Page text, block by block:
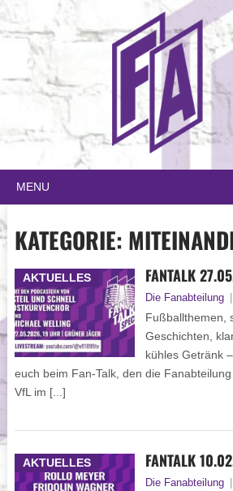
MENU
KATEGORIE:
AKTUELLES FANTALK
Die Fanabteilung
Fußballthemen,
Geschichten,
kühles Getränk
euch beim Fan‑Talk, den die
VfL im [...]
AKTUELLES FANTALK
Die Fanabteilung